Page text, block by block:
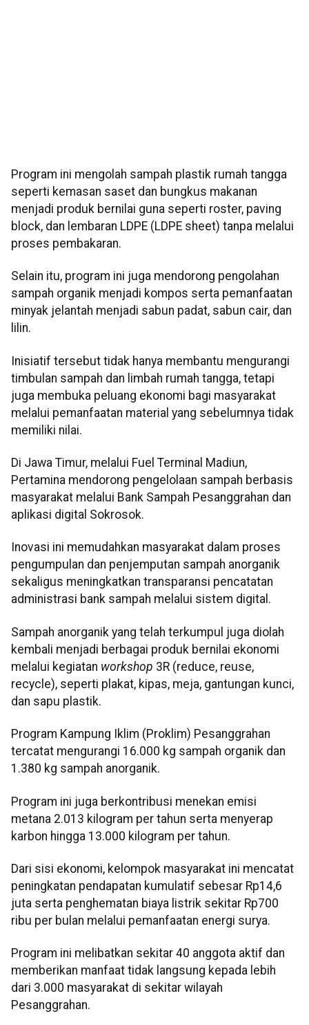
Program ini mengolah sampah plastik rumah tangga
seperti kemasan saset dan bungkus makanan
menjadi produk bernilai guna seperti roster, paving
block, dan lembaran LDPE (LDPE sheet) tanpa melalui
proses pembakaran.
Selain itu, program ini juga mendorong pengolahan
sampah organik menjadi kompos serta pemanfaatan
minyak jelantah menjadi sabun padat, sabun cair, dan
lilin.
Inisiatif tersebut tidak hanya membantu mengurangi
timbulan sampah dan limbah rumah tangga, tetapi
juga membuka peluang ekonomi bagi masyarakat
melalui pemanfaatan material yang sebelumnya tidak
memiliki nilai.
Di Jawa Timur, melalui Fuel Terminal Madiun,
Pertamina mendorong pengelolaan sampah berbasis
masyarakat melalui Bank Sampah Pesanggrahan dan
aplikasi digital Sokrosok.
Inovasi ini memudahkan masyarakat dalam proses
pengumpulan dan penjemputan sampah anorganik
sekaligus meningkatkan transparansi pencatatan
administrasi bank sampah melalui sistem digital.
Sampah anorganik yang telah terkumpul juga diolah
kembali menjadi berbagai produk bernilai ekonomi
melalui kegiatan workshop 3R (reduce, reuse,
recycle), seperti plakat, kipas, meja, gantungan kunci,
dan sapu plastik.
Program Kampung Iklim (Proklim) Pesanggrahan
tercatat mengurangi 16.000 kg sampah organik dan
1.380 kg sampah anorganik.
Program ini juga berkontribusi menekan emisi
metana 2.013 kilogram per tahun serta menyerap
karbon hingga 13.000 kilogram per tahun.
Dari sisi ekonomi, kelompok masyarakat ini mencatat
peningkatan pendapatan kumulatif sebesar Rp14,6
juta serta penghematan biaya listrik sekitar Rp700
ribu per bulan melalui pemanfaatan energi surya.
Program ini melibatkan sekitar 40 anggota aktif dan
memberikan manfaat tidak langsung kepada lebih
dari 3.000 masyarakat di sekitar wilayah
Pesanggrahan.